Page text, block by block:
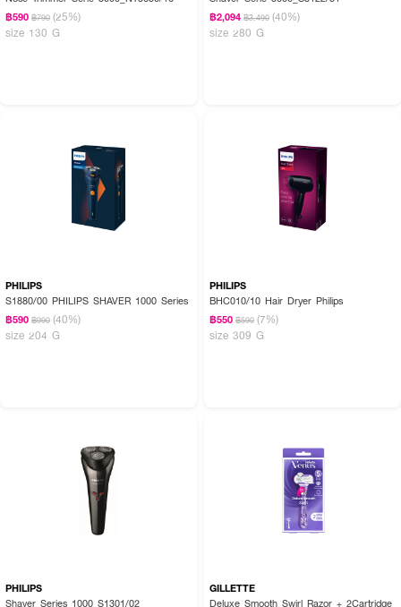
฿590 ฿790 (25%)
size 130 G
฿2,094 ฿3,490 (40%)
size 280 G
PHILIPS
S1880/00 PHILIPS SHAVER 1000 Series
฿590 ฿990 (40%)
size 204 G
PHILIPS
BHC010/10 Hair Dryer Philips
฿550 ฿590 (7%)
size 309 G
PHILIPS
Shaver Series 1000 S1301/02
GILLETTE
Deluxe Smooth Swirl Razor + 2Cartridge